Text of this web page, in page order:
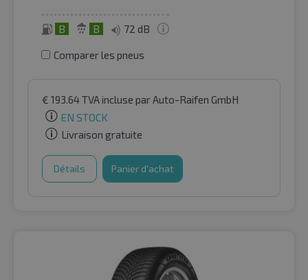
B B 72 dB
Comparer les pneus
€ 193.64TVA incluse par Auto-Raifen GmbH
EN STOCK
Livraison gratuite
Détails Panier d'achat